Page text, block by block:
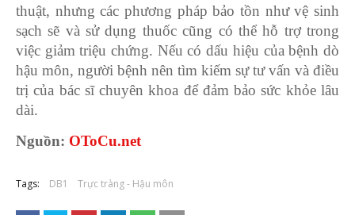
thuật, nhưng các phương pháp bảo tồn như vệ sinh
sạch sẽ và sử dụng thuốc cũng có thể hỗ trợ trong
việc giảm triệu chứng. Nếu có dấu hiệu của bệnh dò
hậu môn, người bệnh nên tìm kiếm sự tư vấn và điều
trị của bác sĩ chuyên khoa để đảm bảo sức khỏe lâu
dài.
Nguồn: OToCu.net
Tags: DB1 Trực tràng - Hậu môn